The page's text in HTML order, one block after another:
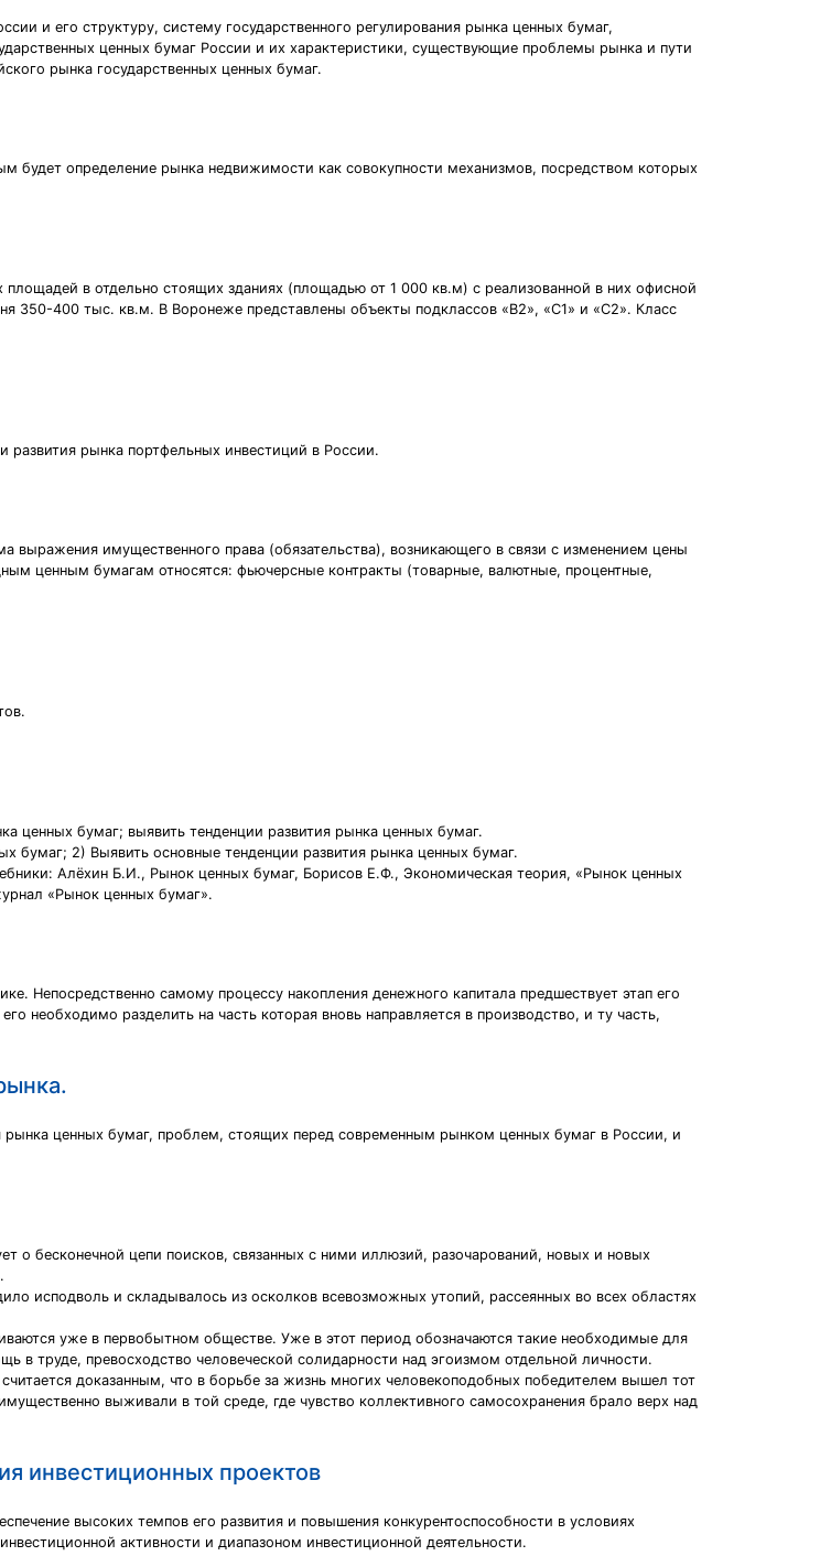
и его структуру, систему государственного регулирования рынка ценных бумаг,
ценных бумаг России и их характеристики, существующие проблемы рынка и пути
рынка государственных ценных бумаг.
будет определение рынка недвижимости как совокупности механизмов, посредством которых
в отдельно стоящих зданиях (площадью от 1 000 кв.м) с реализованной в них офисной
350-400 тыс. кв.м. В Воронеже представлены объекты подклассов «B2», «C1» и «C2». Класс
развития рынка портфельных инвестиций в России.
выражения имущественного права (обязательства), возникающего в связи с изменением цены
ценным бумагам относятся: фьючерсные контракты (товарные, валютные, процентные,
ценных бумаг; выявить тенденции развития рынка ценных бумаг.
бумаг; 2) Выявить основные тенденции развития рынка ценных бумаг.
Алёхин Б.И., Рынок ценных бумаг, Борисов Е.Ф., Экономическая теория, «Рынок ценных
«Рынок ценных бумаг».
Непосредственно самому процессу накопления денежного капитала предшествует этап его
необходимо разделить на часть которая вновь направляется в производство, и ту часть,
ценных бумаг, проблем, стоящих перед современным рынком ценных бумаг в России, и
о бесконечной цепи поисков, связанных с ними иллюзий, разочарований, новых и новых
исподволь и складывалось из осколков всевозможных утопий, рассеянных во всех областях
уже в первобытном обществе. Уже в этот период обозначаются такие необходимые для
в труде, превосходство человеческой солидарности над эгоизмом отдельной личности.
доказанным, что в борьбе за жизнь многих человекоподобных победителем вышел тот
выживали в той среде, где чувство коллективного самосохранения брало верх над
инвестиционных проектов
высоких темпов его развития и повышения конкурентоспособности в условиях
активности и диапазоном инвестиционной деятельности.